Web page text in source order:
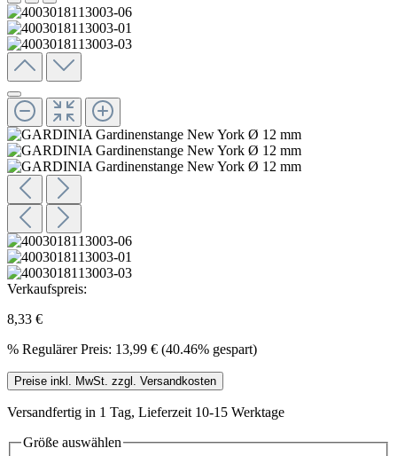
Verkaufspreis:
8,33 €
% Regulärer Preis: 13,99 € (40.46% gespart)
Preise inkl. MwSt. zzgl. Versandkosten
Versandfertig in 1 Tag, Lieferzeit 10-15 Werktage
Größe auswählen